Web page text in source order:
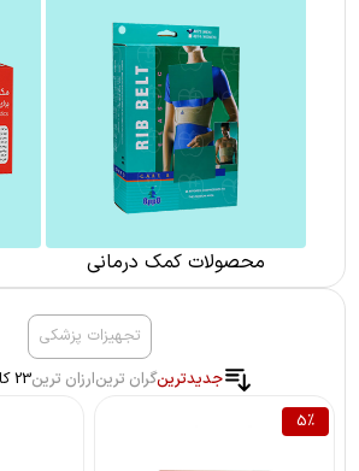
محصولات کمک درمانی
تجهیزات پزشکی
جدیدترینگران ترینارزان ترین23 کالا
5%